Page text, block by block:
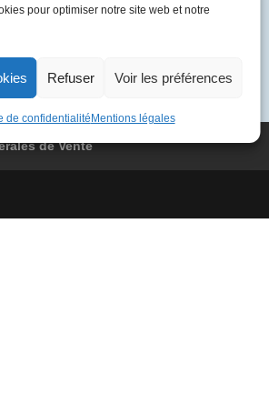
pour optimiser notre site web et notre
Refuser Voir les préférences
de confidentialité Mentions légales
BOAG
de Vente